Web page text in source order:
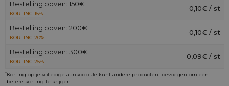
Bestelling boven: 150€
KORTING 15%
0,10€ / st
Bestelling boven: 200€
KORTING 20%
0,10€ / st
Bestelling boven: 300€
KORTING 25%
0,09€ / st
*Korting op je volledige aankoop. Je kunt andere producten toevoegen om een
betere korting te krijgen.